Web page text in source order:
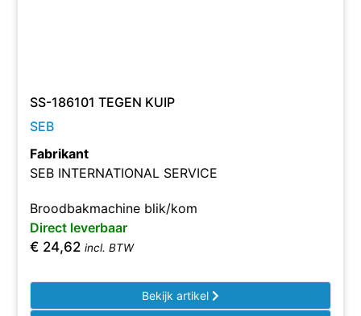
SS-186101 TEGEN KUIP
SEB
Fabrikant
SEB INTERNATIONAL SERVICE
Broodbakmachine blik/kom
Direct leverbaar
€ 24,62 incl. BTW
Bekijk artikel